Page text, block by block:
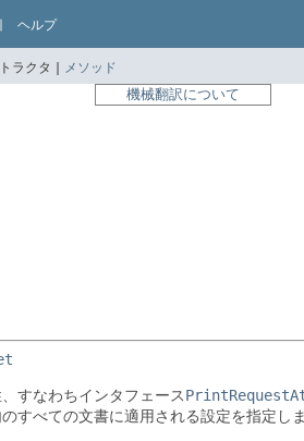
ヘルプ
ラクタ | メソッド
機械翻訳について
すなわちインタフェース
すべての文書に適用される設定を指定しま